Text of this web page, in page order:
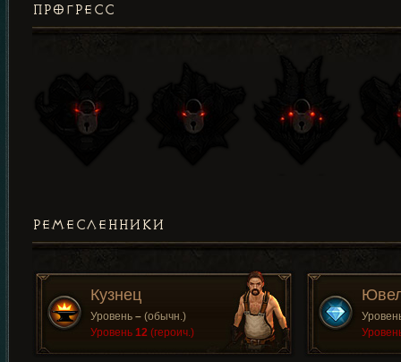
ПРОГРЕСС
РЕМЕСЛЕННИКИ
Кузнец
Уровень – (обычн.)
Уровень 12 (героич.)